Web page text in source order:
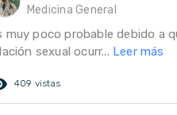
Medicina General
muy poco probable debido a
sexual ocurr... Leer más
409 vistas